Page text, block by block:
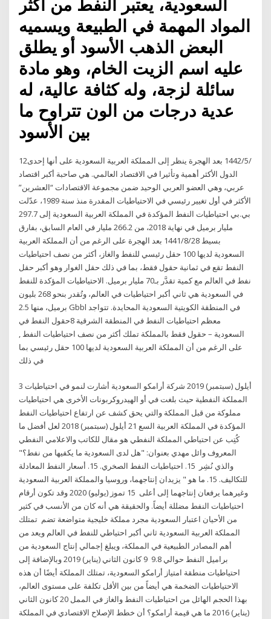
السعودية، يعتبر النفط من اكثر
المواد المهمة في الطبيعة ويسميه
البعض الذهب الأسود أو يطلق
عليه اسم الزيت الخام، وهو مادة
سائلة لزجة، وله كثافة عالية، له
عدية درجات من الون تتراوح ما
بين الأسود
12‏‏/5‏‏/1442 بعد الهجرة ينظر إلى المملكة العربية السعودية على أنها إحدى
الدول الأكثر أهمية وتأثيرا في الاقتصاد العالمي. هي صاحبة أكبر اقتصاد
عربي، وهي العضو العربي الوحيد ضمن مجموعة الاقتصادات “العشرين”
الأكثر في أول تغيير رئيسي في الاحتياطيات المقدرة منذ سنة 1989، عدّلت
بي.بي احتياطيات النفط المؤكدة في المملكة العربية السعودية إلى 297.7
مليار برميل في نهاية 2018، من 266.2 مليار في العام السابق، بفارق
بسيط 28‏‏/8‏‏/1441 بعد الهجرة على الرغم من أن المملكة العربية
السعودية لديها 100 حقل رئيسي للنفط والغاز، أكثر من نصف احتياطيات
النفط تقع في ثمانية حقول فقط، بما في ذلك حقل الغوار وهو أكبر حقل
نفط في العالم مع كمية تقدَّر بـ70 مليار برميل. الاحتياطيات المؤكدة للنفط
في السعودية هي ثاني أكبر احتياطيات في العالم، وتُقدر بنحو 268 بليون
برميل، منها 2.5 Gbbl في المنطقة الكويتية السعودية المحايدة. تتواجد
معظم احتياطيات النفط في المنطقة الشرقية 8حقول النفط في
السعودية – حقول فقط بالمملكة تملك أكثر من نصف احتياطيات النفط ,
على الرغم من أن المملكة العربية السعودية لديها 100 حقل رئيسي بما
في ذلك
3 أيلول (سبتمبر) 2019 شركة أرامكو السعودية أشارت لنمو في احتياطيات
المملكة النفطية حيث بلغت في أو الهيدروكربونات الأخرى هي احتياطيات
مملوكة من قبل المملكة والتي يحق كشف عن ارتفاع احتياطيات النفط
المؤكدة في المملكة العربية السع 21 أيلول (سبتمبر) 2018 لعل أفضل ما
كُتِب عن احتياطي المملكة النفطي هو مقال للكاتب والاعلامي النفطي
المعروف وائل مهدي بعنوان: "هل لدى السعودية ما يكفيها من نفط؟"
والذي نُشِر 15. احتياطيات النفط الصخري. 15. أسعار النفط المعادلة
للتكاليف. 15. ما هو " يزيدان إنتاجهما، وروسيا والمملكة العربية السعودية
وغيرهما يرفعان إنتاجهما إلى أعلى 15 تموز (يوليو) 2020 وقد تكون أرقام
احتياطيات النفط مضللة أيضاً. والحقيقة هي أنه كان من الأنسب في كثير
من الأحيان اعتبار السعودية مجرد مملكة خليجية متواضعة تضم تمتلك
المملكة العربية السعودية ثاني أكبر احتياطي للنفط في العالم ويعد من
أهم المصادر الطبيعية في المملكة، ويبلغ إجمالي إنتاج السعودية من
براميل النفط حوالي 9.8 9 كانون الثاني (يناير) 2019 وبالإضافة إلى
احتياطيات منطقة امتياز أرامكو السعودية، تمتلك المملكة أيضًا أن هذه
الاحتياطيات الضخمة هي أيضاً من بين الأقل تكلفة على مستوى العالم،
بهذا الحجم الهائل من احتياطيات النفط والغاز في الممل 20 كانون الثاني
(يناير) 2016 ما هي قيمة أرامكو؟ أن خطط الإصلاح الاقتصادي في المملكة